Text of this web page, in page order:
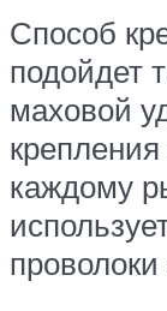
Способ
подойдет
маховой
каждому